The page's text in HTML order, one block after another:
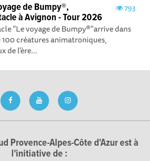
793
de Bumpy®,
à Avignon - Tour 2026
"Le voyage de Bumpy®"arrive dans
créatures animatroniques,
de l'ère...
Provence-Alpes-Côte d'Azur est à
l'initiative de :